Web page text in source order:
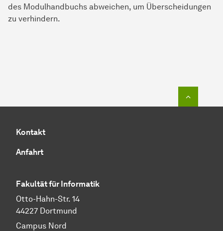
des Modulhandbuchs abweichen, um Überscheidungen
zu verhindern.
Kontakt
Anfahrt
Fakultät für Informatik
Otto-Hahn-Str. 14
44227 Dortmund
Campus Nord